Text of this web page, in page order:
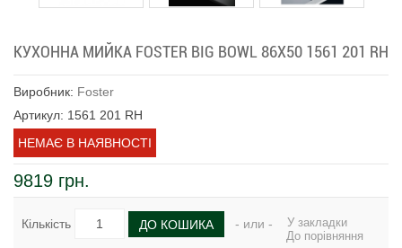
КУХОННА МИЙКА FOSTER BIG BOWL 86X50 1561 201 RH
Виробник: Foster
Артикул: 1561 201 RH
НЕМАЄ В НАЯВНОСТІ
9819 грн.
Кількість ДО КОШИКА - или -
У закладки
До порівняння